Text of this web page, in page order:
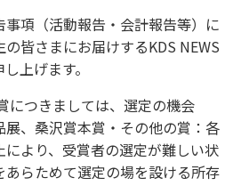
事項（活動報告・会計報告等）に
皆さまにお届けするKDS NEWS
上げます。
につきましては、選定の機会
展、桑沢賞本賞・その他の賞：各
より、受賞者の選定が難しい状
らためて選定の場を設ける所存